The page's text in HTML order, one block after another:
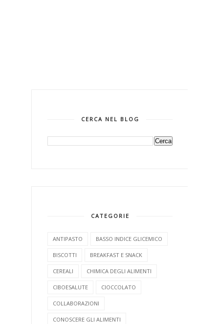
CERCA NEL BLOG
CATEGORIE
ANTIPASTO BASSO INDICE GLICEMICO
BISCOTTI BREAKFAST E SNACK
CEREALI CHIMICA DEGLI ALIMENTI
CIBOESALUTE CIOCCOLATO
COLLABORAZIONI
CONOSCERE GLI ALIMENTI